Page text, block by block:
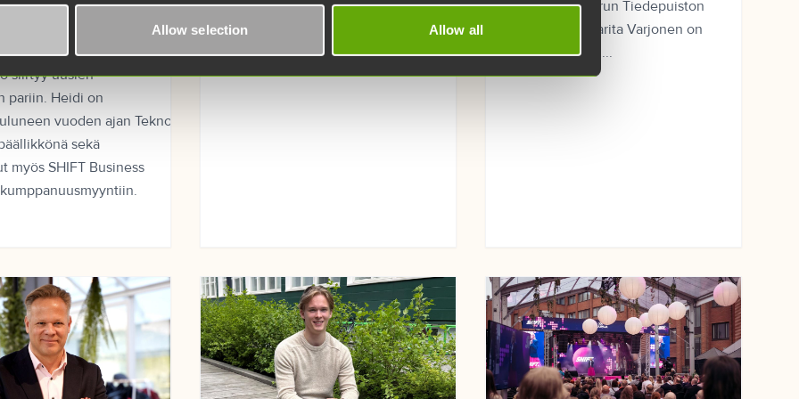
Allow selection Allow all
aloittaa
Aiemmin
toiminut Leena
siirtyy uusien
pariin. Heidi on
vuoden ajan Teknologiakiinteistöjen
sekä
myös SHIFT Business
Källén, Jarkko Virtanen sekä
edellinen puheenjohtaja Aleksi
Randell. Stenillä on yli...
ja vahvistaa Turun Tiedepuiston
vetovoimaa. Carita Varjonen on
nimitetty Turun...